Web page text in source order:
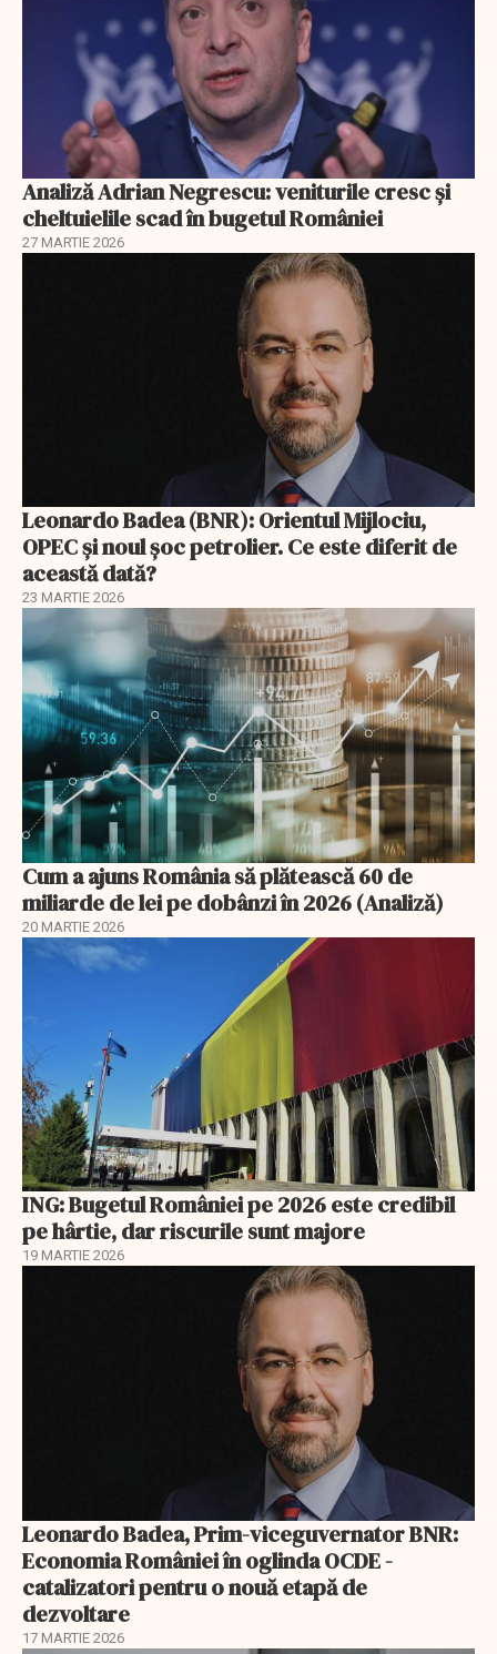
Analiză Adrian Negrescu: veniturile cresc și
cheltuielile scad în bugetul României
27 MARTIE 2026
Leonardo Badea (BNR): Orientul Mijlociu,
OPEC și noul șoc petrolier. Ce este diferit de
această dată?
23 MARTIE 2026
Cum a ajuns România să plătească 60 de
miliarde de lei pe dobânzi în 2026 (Analiză)
20 MARTIE 2026
ING: Bugetul României pe 2026 este credibil
pe hârtie, dar riscurile sunt majore
19 MARTIE 2026
Leonardo Badea, Prim-viceguvernator BNR:
Economia României în oglinda OCDE -
catalizatori pentru o nouă etapă de
dezvoltare
17 MARTIE 2026